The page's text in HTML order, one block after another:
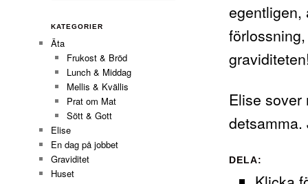
egentligen,
Elise
DELA:
KATEGORIER
Äta
Frukost & Bröd
Lunch & Middag
Mellis & Kvällis
Prat om Mat
Sött & Gott
Elise
En dag på jobbet
Graviditet
Huset